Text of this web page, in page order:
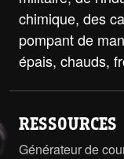
chimique, des
pompant de
épais, chauds,
RESSOURCES
Générateur de